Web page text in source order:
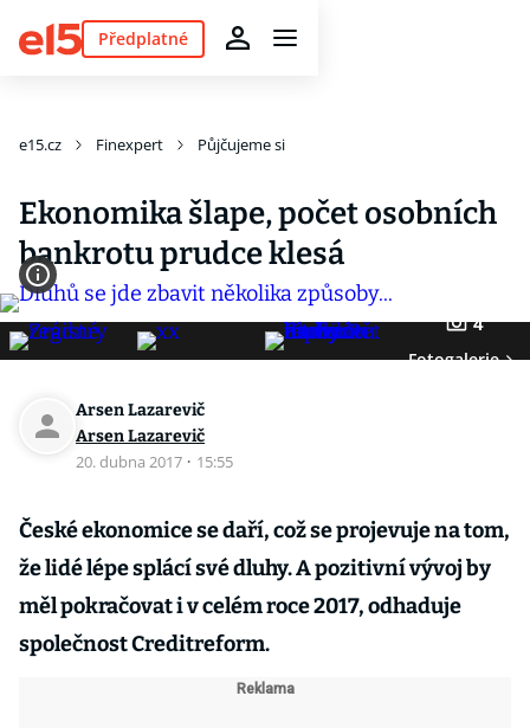
Předplatné
e15.cz Finexpert Půjčujeme si
Ekonomika šlape, počet osobních
bankrotu prudce klesá
4
Fotogalerie
Arsen Lazarevič
Arsen Lazarevič
20. dubna 2017 · 15:55
České ekonomice se daří, což se projevuje na tom,
že lidé lépe splácí své dluhy. A pozitivní vývoj by
měl pokračovat i v celém roce 2017, odhaduje
společnost Creditreform.